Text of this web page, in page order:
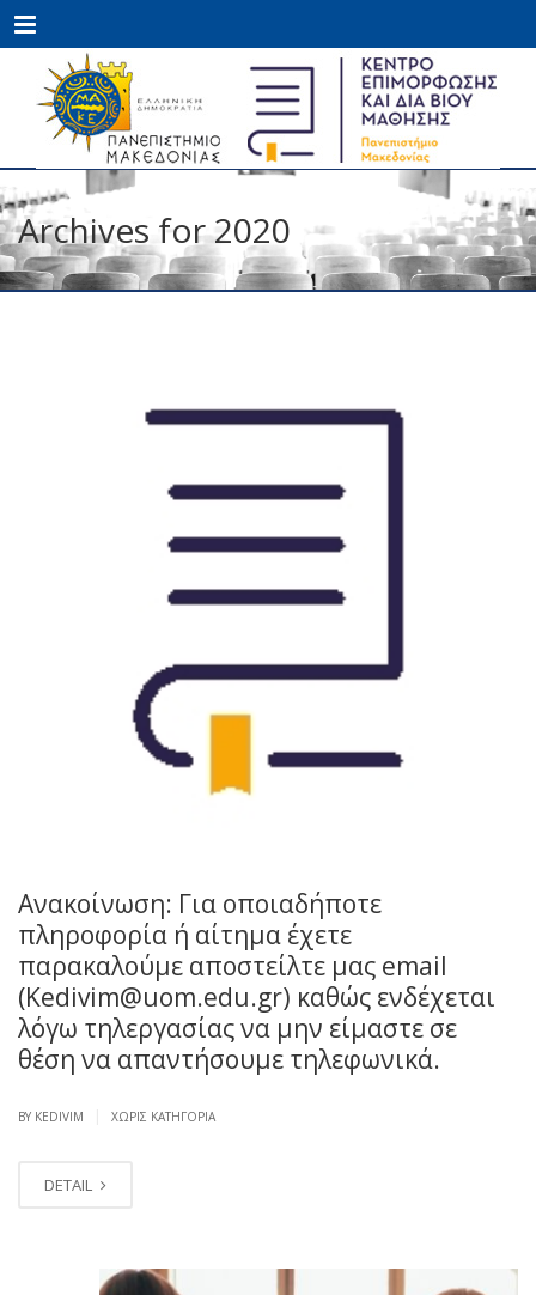
Menu
Archives for 2020
Ανακοίνωση: Για οποιαδήποτε
πληροφορία ή αίτημα έχετε
παρακαλούμε αποστείλτε μας email
(Kedivim@uom.edu.gr) καθώς ενδέχεται
λόγω τηλεργασίας να μην είμαστε σε
θέση να απαντήσουμε τηλεφωνικά.
BY KEDIVIM ΧΩΡΊΣ ΚΑΤΗΓΟΡΊΑ
DETAIL